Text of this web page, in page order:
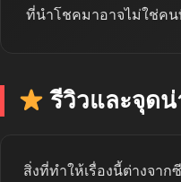
ที่นำโชคมาอาจไม่ใช่คน
รีวิวและจุด
สิ่งที่ทำให้เรื่องนี้ต่างจา